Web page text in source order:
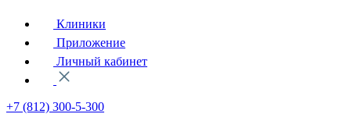
Клиники
Приложение
Личный кабинет
+7 (812) 300-5-300